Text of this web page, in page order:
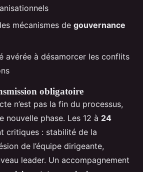
mécanismes de gouvernance
avérée à désamorcer les conflits
obligatoire
n’est pas la fin du processus,
nouvelle phase. Les 12 à 24
critiques : stabilité de la
de l’équipe dirigeante,
leader. Un accompagnement